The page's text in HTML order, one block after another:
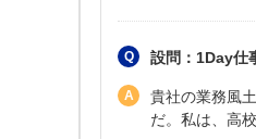
設問：1Day仕
貴社の業務風
だ。私は、高